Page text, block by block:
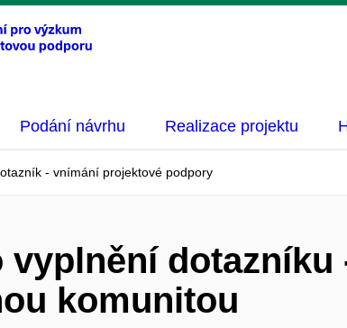
Podání návrhu Realizace projektu
- vnímání projektové podpory
vyplnění
komunitou